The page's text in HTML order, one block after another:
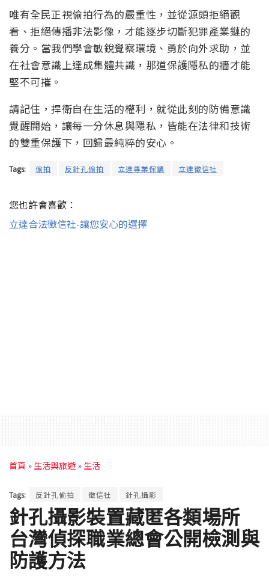
唯有全民正視偷拍行為的嚴重性，並從源頭拒絕觀
看、拒絕傳播非法影像，才能逐步切斷犯罪產業鏈的
養分。當我們學會敏銳覺察環境、勇於向外求助，並
在社會意識上達成集體共識，那道保護隱私的牆才能
堅不可摧。
請記住，捍衛自在生活的權利，就從此刻的防備意識
覺醒開始，讓每一分休息與隱私，皆能在法律和技術
的雙重保護下，回歸最純粹的安心。
Tags: 偷拍 反針孔偷拍 立達專業保鑣 立達徵信社
您也許會喜歡：
立達合法徵信社-讓您安心的選擇
首頁 » 生活與旅遊 » 生活
Tags: 反針孔偷拍 徵信社 針孔攝影
針孔攝影裝置藏匿各類場所
台灣偵探職業總會公開檢測與
防護方法